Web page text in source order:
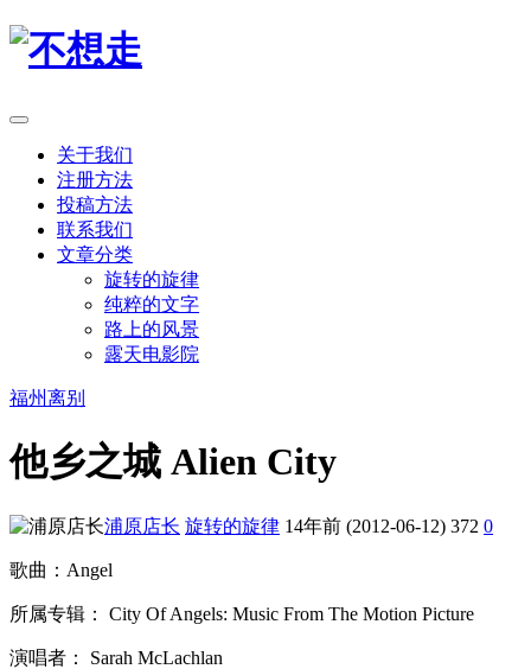
关于我们
注册方法
投稿方法
联系我们
文章分类
旋转的旋律
纯粹的文字
路上的风景
露天电影院
福州离别
他乡之城 Alien City
浦原店长 旋转的旋律 14年前 (2012-06-12) 372 0
歌曲：Angel
所属专辑： City Of Angels: Music From The Motion Picture
演唱者： Sarah McLachlan